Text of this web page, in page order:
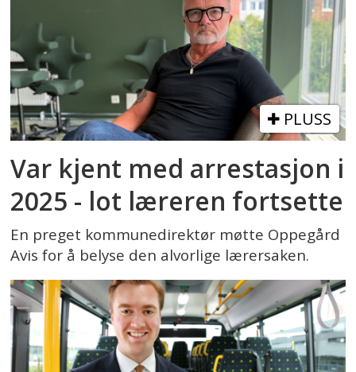
PLUSS
Var kjent med arrestasjon i
2025 - lot læreren fortsette
En preget kommunedirektør møtte Oppegård
Avis for å belyse den alvorlige lærersaken.